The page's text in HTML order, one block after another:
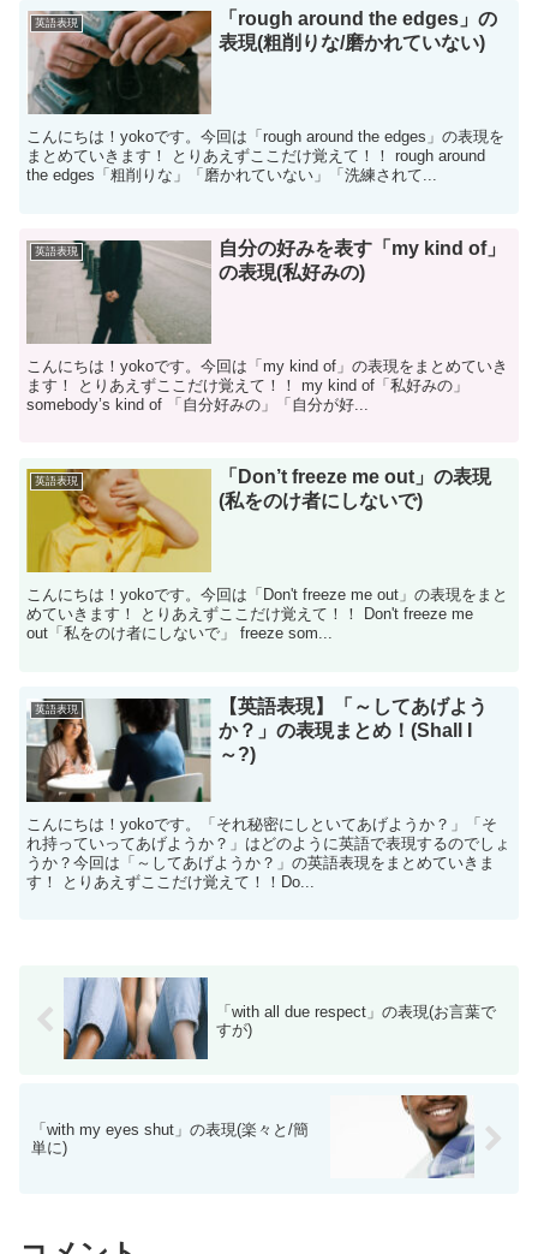
英語表現
「rough around the edges」の
表現(粗削りな/磨かれていない)
こんにちは！yokoです。今回は「rough around the edges」の表現を
まとめていきます！ とりあえずここだけ覚えて！！ rough around
the edges「粗削りな」「磨かれていない」「洗練されて...
英語表現
自分の好みを表す「my kind of」
の表現(私好みの)
こんにちは！yokoです。今回は「my kind of」の表現をまとめていき
ます！ とりあえずここだけ覚えて！！ my kind of「私好みの」
somebody’s kind of 「自分好みの」「自分が好...
英語表現
「Don’t freeze me out」の表現
(私をのけ者にしないで)
こんにちは！yokoです。今回は「Don't freeze me out」の表現をまと
めていきます！ とりあえずここだけ覚えて！！ Don't freeze me
out「私をのけ者にしないで」 freeze som...
英語表現
【英語表現】「～してあげよう
か？」の表現まとめ！(Shall I
～?)
こんにちは！yokoです。「それ秘密にしといてあげようか？」「そ
れ持っていってあげようか？」はどのように英語で表現するのでしょ
うか？今回は「～してあげようか？」の英語表現をまとめていきま
す！ とりあえずここだけ覚えて！！Do...
「with all due respect」の表現(お言葉で
すが)
「with my eyes shut」の表現(楽々と/簡
単に)